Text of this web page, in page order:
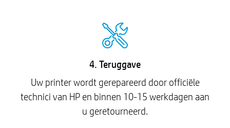
4. Teruggave
Uw printer wordt gerepareerd door officiële
technici van HP en binnen 10-15 werkdagen aan
u geretourneerd.